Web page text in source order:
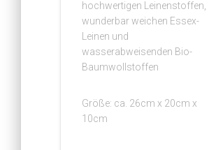
hochwertigen Leinenstoffen,
wunderbar weichen Essex-
Leinen und
wasserabweisenden Bio-
Baumwollstoffen
Größe: ca. 26cm x 20cm x
10cm